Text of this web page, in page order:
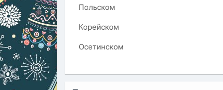
Польском
Корейском
Осетинском